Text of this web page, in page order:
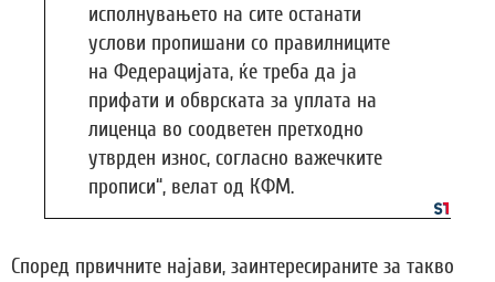
исполнувањето на сите останати
услови пропишани со правилниците
на Федерацијата, ќе треба да ја
прифати и обврската за уплата на
лиценца во соодветен претходно
утврден износ, согласно важечките
прописи“, велат од КФМ.
Според првичните најави, заинтересираните за такво